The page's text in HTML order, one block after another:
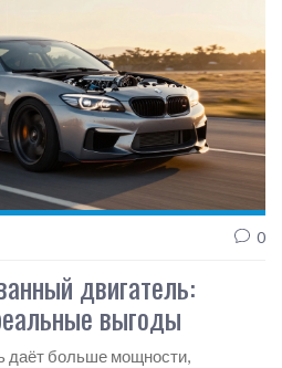
0
двигатель:
выгоды
даёт больше мощности,